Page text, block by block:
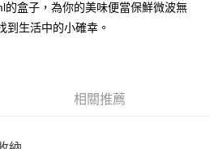
中國信託商業銀行
的盒子，為你的美味便當保鮮微波無
到生活中的小確幸。
相關推薦